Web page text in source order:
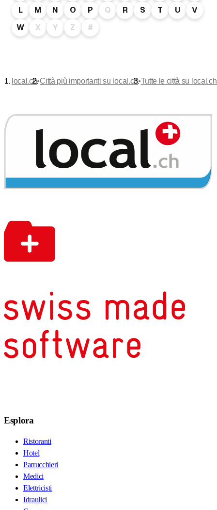
L M N O P Q R S T U
V
W
X Y Z #
local.ch•Città più importanti su local.ch•Tutte le città su
Esplora
Ristoranti
Hotel
Parrucchieri
Medici
Elettricisti
Idraulici